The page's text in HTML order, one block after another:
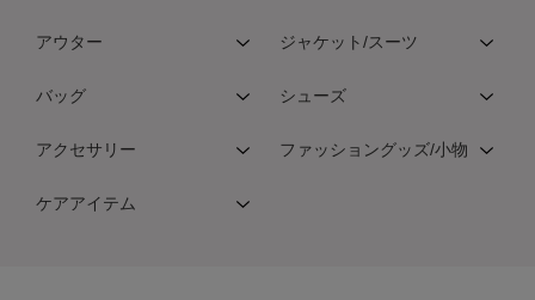
アウター ジャケット/スーツ
バッグ シューズ
アクセサリー ファッショングッズ/小物
ケアアイテム